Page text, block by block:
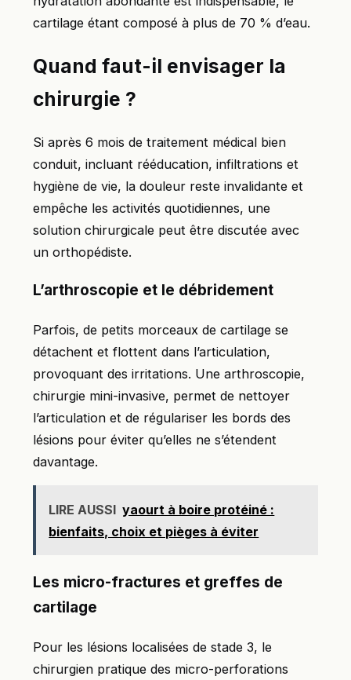
cartilage étant composé à plus de 70 % d’eau.
Quand faut-il envisager la
chirurgie ?
Si après 6 mois de traitement médical bien
conduit, incluant rééducation, infiltrations et
hygiène de vie, la douleur reste invalidante et
empêche les activités quotidiennes, une
solution chirurgicale peut être discutée avec
un orthopédiste.
L’arthroscopie et le débridement
Parfois, de petits morceaux de cartilage se
détachent et flottent dans l’articulation,
provoquant des irritations. Une arthroscopie,
chirurgie mini-invasive, permet de nettoyer
l’articulation et de régulariser les bords des
lésions pour éviter qu’elles ne s’étendent
davantage.
LIRE AUSSI yaourt à boire protéiné :
bienfaits, choix et pièges à éviter
Les micro-fractures et greffes de
cartilage
Pour les lésions localisées de stade 3, le
chirurgien pratique des micro-perforations